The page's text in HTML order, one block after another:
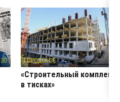
ГОРОДСКОЕ
«Строительный комплекс
в тисках»